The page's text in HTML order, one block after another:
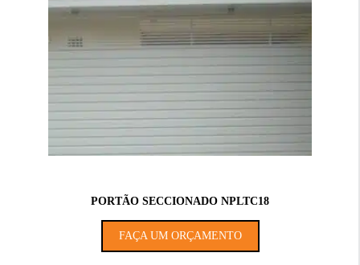
PORTÃO SECCIONADO NPLTC18
FAÇA UM ORÇAMENTO